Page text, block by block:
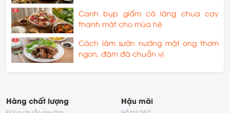
Canh bụp giấm cá lăng chua cay
thanh mát cho mùa hè
Cách làm sườn nướng mật ong thơm
ngon, đậm đà chuẩn vị
Hàng chất lượng Hậu mãi